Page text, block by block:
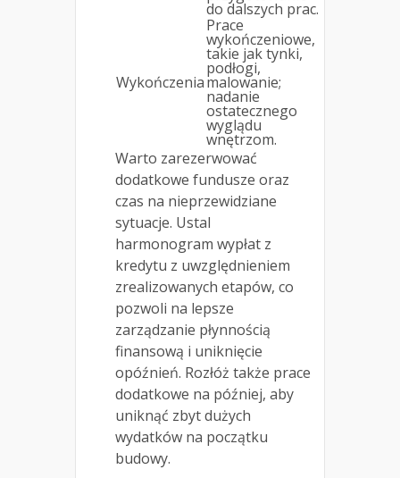
do dalszych prac.
Wykończenia
Prace
wykończeniowe,
takie jak tynki,
podłogi,
malowanie;
nadanie
ostatecznego
wyglądu
wnętrzom.
Warto zarezerwować
dodatkowe fundusze oraz
czas na nieprzewidziane
sytuacje. Ustal
harmonogram wypłat z
kredytu z uwzględnieniem
zrealizowanych etapów, co
pozwoli na lepsze
zarządzanie płynnością
finansową i uniknięcie
opóźnień. Rozłóż także prace
dodatkowe na później, aby
uniknąć zbyt dużych
wydatków na początku
budowy.